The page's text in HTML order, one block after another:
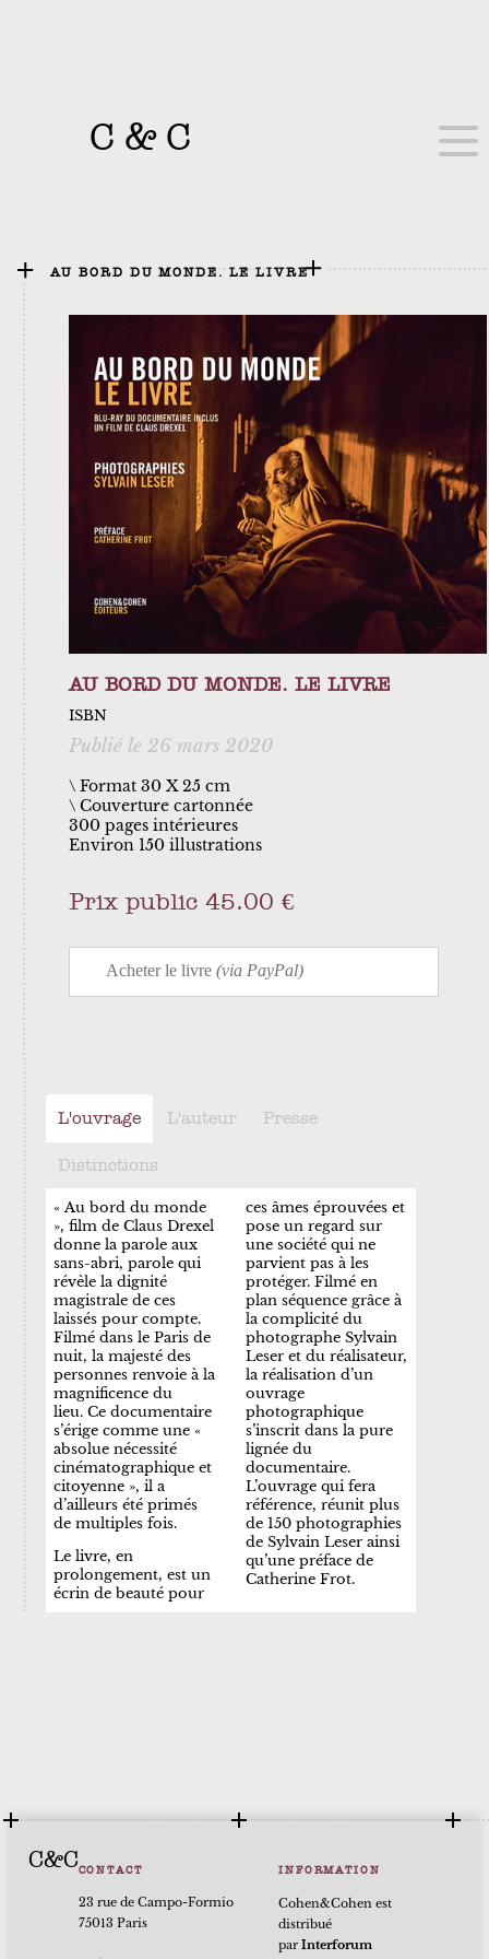
C &C
AU BORD DU MONDE. LE LIVRE
AU BORD DU MONDE. LE LIVRE
ISBN
Publié le 26 mars 2020
\ Format 30 X 25 cm
Couverture cartonnée
300 pages intérieures
Environ 150 illustrations
Prix public 45.00 €
L'ouvrage L'auteur Presse
Distinctions
« Au bord du monde
», film de Claus Drexel
donne la parole aux
sans-abri, parole qui
révèle la dignité
magistrale de ces
laissés pour compte.
Filmé dans le Paris de
nuit, la majesté des
personnes renvoie à la
magnificence du
lieu. Ce documentaire
s’érige comme une «
absolue nécessité
cinématographique et
citoyenne », il a
d’ailleurs été primés
de multiples fois.
Le livre, en
prolongement, est un
écrin de beauté pour
ces âmes éprouvées et
pose un regard sur
une société qui ne
parvient pas à les
protéger. Filmé en
plan séquence grâce à
la complicité du
photographe Sylvain
Leser et du réalisateur,
la réalisation d’un
ouvrage
photographique
s’inscrit dans la pure
lignée du
documentaire.
L’ouvrage qui fera
référence, réunit plus
de 150 photographies
de Sylvain Leser ainsi
qu’une préface de
Catherine Frot.
C&CCONTACT
23 rue de Campo-Formio
75013 Paris
INFORMATION
Cohen&Cohen est
distribué
parInterforum